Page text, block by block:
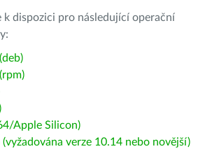
k dispozici pro následující operační
Apple Silicon)
(vyžadována verze 10.14 nebo novější)